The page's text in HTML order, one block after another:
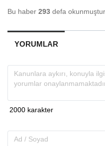
Bu haber 293 defa okunmuştur.
YORUMLAR